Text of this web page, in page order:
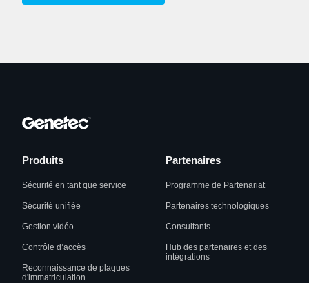
Produits
Sécurité en tant que service
Sécurité unifiée
Gestion vidéo
Contrôle d’accès
Reconnaissance de plaques
d'immatriculation
Partenaires
Programme de Partenariat
Partenaires technologiques
Consultants
Hub des partenaires et des
intégrations